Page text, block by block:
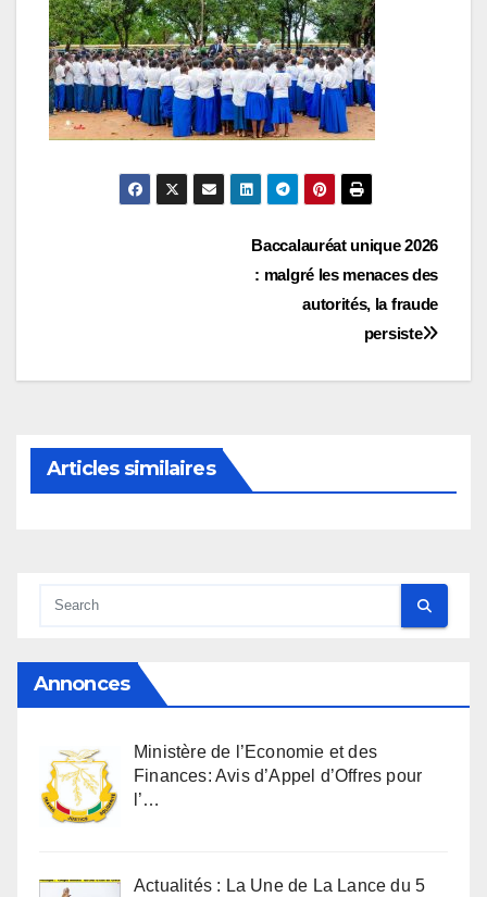
Baccalauréat unique 2026
: malgré les menaces des
autorités, la fraude
persiste
Articles similaires
Annonces
Ministère de l’Economie et des
Finances: Avis d’Appel d’Offres pour
l’…
Actualités : La Une de La Lance du 5